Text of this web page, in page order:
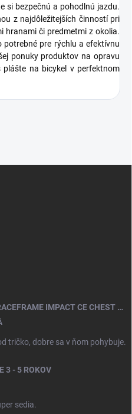
si bezpečnú a pohodlnú jazdu.
z najdôležitejších činností pri
hranami či predmetmi z okolia.
potrebné pre rýchlu a efektívnu
ponuky produktov na opravu
na bicykel v perfektnom
DETSKÝ CHRÁNIČ - FOX YOUTH RACEFRAME IMPACT CE CHEST GUARD
tričko, dobre sa v ňom pohybuje.
3 - 5 ROKOV
sedia.